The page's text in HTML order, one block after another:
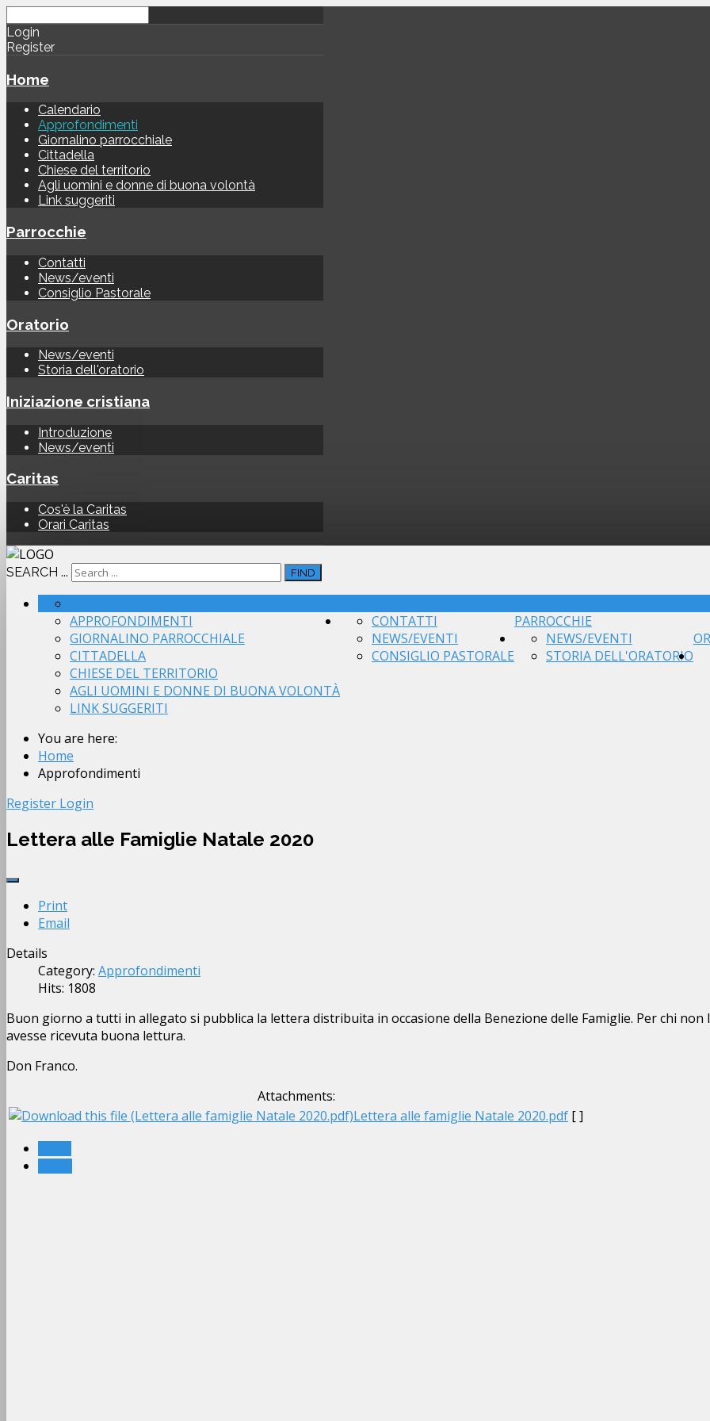
Login
Register
Home
Calendario
Approfondimenti
Giornalino parrocchiale
Cittadella
Chiese del territorio
Agli uomini e donne di buona volontà
Link suggeriti
Parrocchie
Contatti
News/eventi
Consiglio Pastorale
Oratorio
News/eventi
Storia dell'oratorio
Iniziazione cristiana
Introduzione
News/eventi
Caritas
Cos'è la Caritas
Orari Caritas
SEARCH ... FIND
APPROFONDIMENTI
GIORNALINO PARROCCHIALE
CITTADELLA
CHIESE DEL TERRITORIO
AGLI UOMINI E DONNE DI BUONA VOLONTÀ
LINK SUGGERITI
PARROCCHIE
CONTATTI
NEWS/EVENTI
CONSIGLIO PASTORALE
NEWS/EVENTI
STORIA DELL'ORATORIO
You are here:
Home
Approfondimenti
Register Login
Lettera alle Famiglie Natale 2020
Print
Email
Details
Category: Approfondimenti
Hits: 1808
Buon giorno a tutti in allegato si pubblica la lettera distribuita in occasione della Benezione delle Famiglie. Per chi non
avesse ricevuta buona lettura.
Don Franco.
Attachments:
Lettera alle famiglie Natale 2020.pdf [ ]